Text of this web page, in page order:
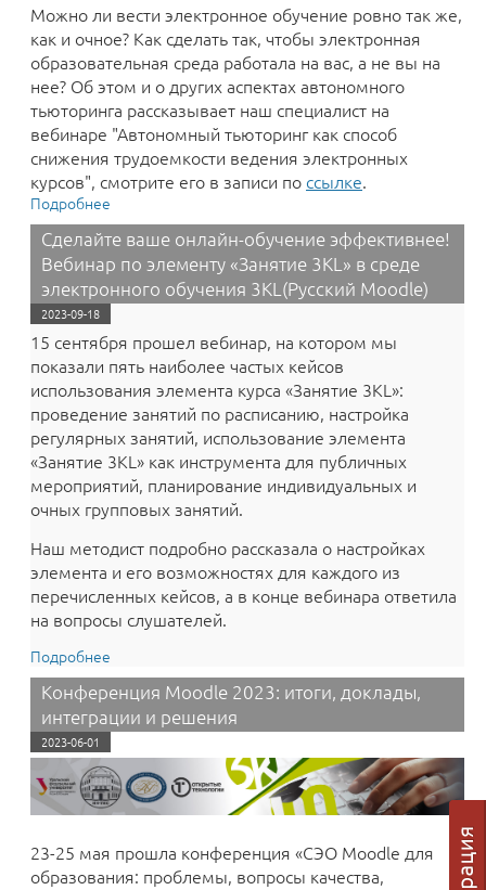
Можно ли вести электронное обучение ровно так же,
как и очное? Как сделать так, чтобы электронная
образовательная среда работала на вас, а не вы на
нее? Об этом и о других аспектах автономного
тьюторинга рассказывает наш специалист на
вебинаре "Автономный тьюторинг как способ
снижения трудоемкости ведения электронных
курсов", смотрите его в записи по ссылке.
Подробнее
трудоемкости онлайн-курсов
Сделайте ваше онлайн-обучение эффективнее!
Вебинар по элементу «Занятие 3KL» в среде
электронного обучения 3KL(Русский Moodle)
2023-09-18
15 сентября прошел вебинар, на котором мы
показали пять наиболее частых кейсов
использования элемента курса «‎Занятие 3KL»:
проведение занятий по расписанию, настройка
регулярных занятий, использование элемента
«‎Занятие 3KL» как инструмента для публичных
мероприятий, планирование индивидуальных и
очных групповых занятий.
Наш методист подробно рассказала о настройках
элемента и его возможностях для каждого из
перечисленных кейсов, а в конце вебинара ответила
на вопросы слушателей.
Подробнее
Вебинар по элементу «Занятие 3KL» в среде
электронного обучения 3KL(Русский Moodle)
Конференция Moodle 2023: итоги, доклады,
интеграции и решения
2023-06-01
23-25 мая прошла конференция «СЭО Moodle для
образования: проблемы, вопросы качества,